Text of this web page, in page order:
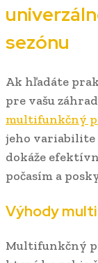
sezónu
Ak hľadáte
pre vašu
multifunkčný
jeho variabilite
dokáže
počasím a
Výhody
Multifunkčný